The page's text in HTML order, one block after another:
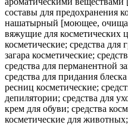
составы для предохранения
нашатырный [моющее,
вяжущие для косметических
косметические; средства для
загара косметические;
средства для перманентной
средства для придания
ресниц косметические;
депилятории; средства для
крем для обуви; средства
косметические для